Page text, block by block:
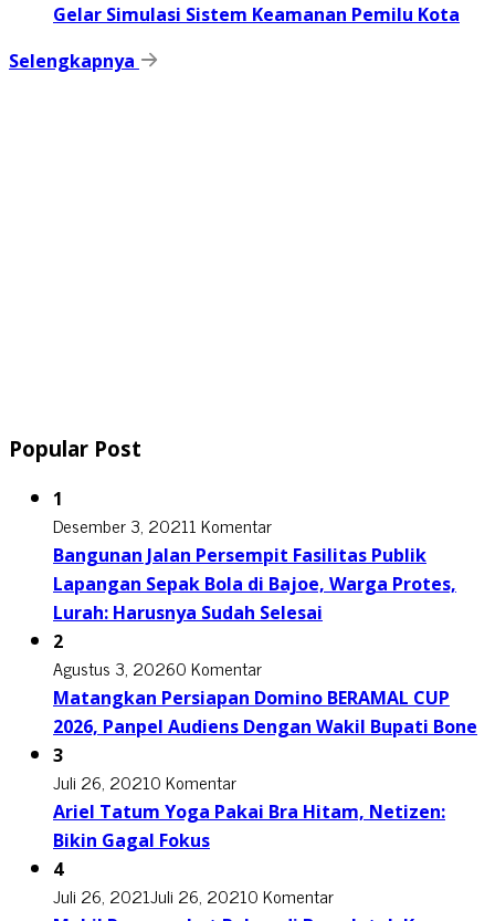
Gelar Simulasi Sistem Keamanan Pemilu Kota
Selengkapnya
Popular Post
1
Desember 3, 20211 Komentar
Bangunan Jalan Persempit Fasilitas Publik
Lapangan Sepak Bola di Bajoe, Warga Protes,
Lurah: Harusnya Sudah Selesai
2
Agustus 3, 20260 Komentar
Matangkan Persiapan Domino BERAMAL CUP
2026, Panpel Audiens Dengan Wakil Bupati Bone
3
Juli 26, 20210 Komentar
Ariel Tatum Yoga Pakai Bra Hitam, Netizen:
Bikin Gagal Fokus
4
Juli 26, 2021Juli 26, 20210 Komentar